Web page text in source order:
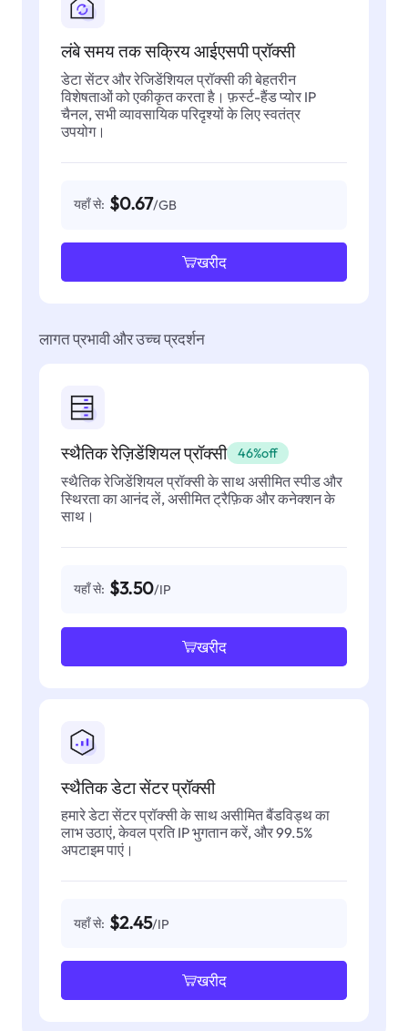
लंबे समय तक सक्रिय आईएसपी प्रॉक्सी
डेटा सेंटर और रेजिडेंशियल प्रॉक्सी की बेहतरीन
विशेषताओं को एकीकृत करता है। फ़र्स्ट-हैंड प्योर IP
चैनल, सभी व्यावसायिक परिदृश्यों के लिए स्वतंत्र
उपयोग।
यहाँ से: $0.67/GB
खरीद
लागत प्रभावी और उच्च प्रदर्शन
स्थैतिक रेज़िडेंशियल प्रॉक्सी 46%off
स्थैतिक रेजिडेंशियल प्रॉक्सी के साथ असीमित स्पीड और
स्थिरता का आनंद लें, असीमित ट्रैफ़िक और कनेक्शन के
साथ।
यहाँ से: $3.50/IP
खरीद
स्थैतिक डेटा सेंटर प्रॉक्सी
हमारे डेटा सेंटर प्रॉक्सी के साथ असीमित बैंडविड्थ का
लाभ उठाएं, केवल प्रति IP भुगतान करें, और 99.5%
अपटाइम पाएं।
यहाँ से: $2.45/IP
खरीद